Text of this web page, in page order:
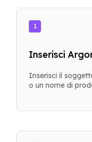
1
Inserisci
Inserisci il
o un nome di